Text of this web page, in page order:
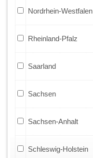
Nordrhein-Westfalen
Rheinland-Pfalz
Saarland
Sachsen
Sachsen-Anhalt
Schleswig-Holstein